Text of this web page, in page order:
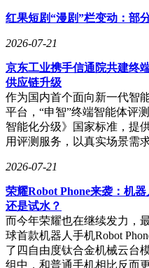
红果短剧“漫剧”栏变动：部
2026-07-21
京东工业携手信通院共建终
供应链升级
作为国内首个面向新一代智
平台，“申智”终端智能体评
智能化分级》国家标准，提
用评测服务，以真实场景需
2026-07-21
荣耀Robot Phone来袭：机
还是试水？
而今年荣耀也在继续发力，
球首款机器人手机Robot
了四自由度钛合金机械云台
组中，和普通手机相比反而